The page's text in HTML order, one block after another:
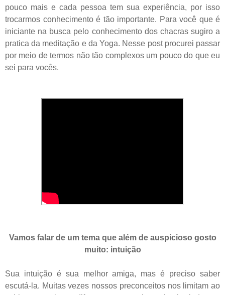
pouco mais e cada pessoa tem sua experiência, por isso
trocarmos conhecimento é tão importante. Para você que é
iniciante na busca pelo conhecimento dos chacras sugiro a
pratica da meditação e da Yoga. Nesse post procurei passar
por meio de termos não tão complexos um pouco do que eu
sei para vocês.
Vamos falar de um tema que além de auspicioso gosto
muito: intuição
Sua intuição é sua melhor amiga, mas é preciso saber
escutá-la. Muitas vezes nossos preconceitos nos limitam ao